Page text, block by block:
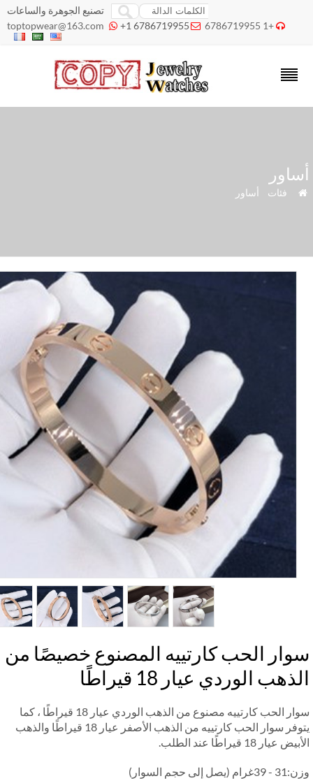
تصنيع الجوهرة والساعات
+1 6786719955

toptopwear@163.com  +1 6786719955
»فئات»أساور
الحب كارتييه المصنوع خصيصًا من
الوردي عيار 18 قيراطًا
سوار الحب كارتييه مصنوع من الذهب الوردي عيار 18 قيراطًا ، كما
يتوفر سوار الحب كارتييه من الذهب الأصفر عيار 18 قيراطًا والذهب
عيار 18 قيراطًا عند الطلب.
إلى حجم السوار)